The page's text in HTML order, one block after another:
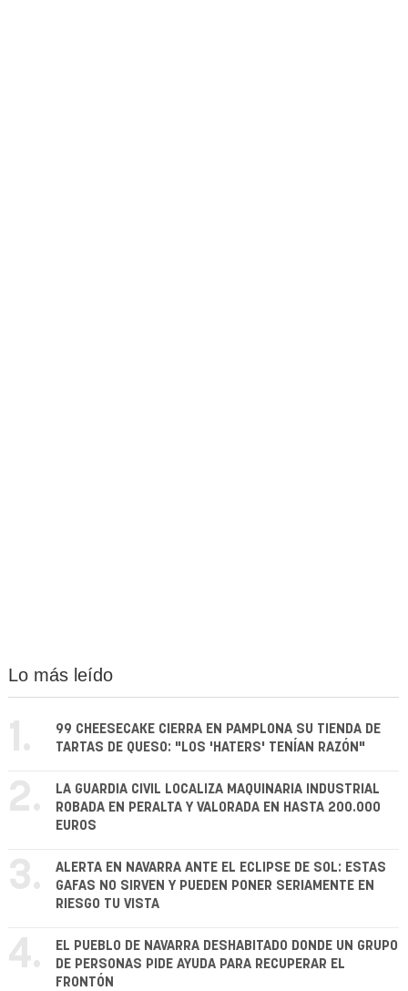
Lo más leído
1.
99 CHEESECAKE CIERRA EN PAMPLONA SU TIENDA DE
TARTAS DE QUESO: "LOS 'HATERS' TENÍAN RAZÓN"
2.
LA GUARDIA CIVIL LOCALIZA MAQUINARIA INDUSTRIAL
ROBADA EN PERALTA Y VALORADA EN HASTA 200.000
EUROS
3.
ALERTA EN NAVARRA ANTE EL ECLIPSE DE SOL: ESTAS
GAFAS NO SIRVEN Y PUEDEN PONER SERIAMENTE EN
RIESGO TU VISTA
4.
EL PUEBLO DE NAVARRA DESHABITADO DONDE UN GRUPO
DE PERSONAS PIDE AYUDA PARA RECUPERAR EL
FRONTÓN